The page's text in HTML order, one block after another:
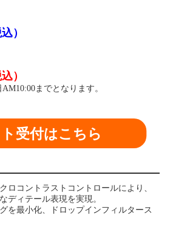
）
）
までとなります。
受付はこちら
ロコントラストコントロールにより、
ディテール表現を実現。
を最小化、ドロップインフィルタース